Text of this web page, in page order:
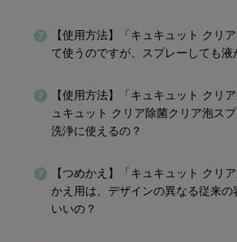
【使用方法】「キュキュット クリ
て使うのですが、スプレーしても液
【使用方法】「キュキュット クリ
ュキュット クリア除菌クリア泡ス
洗浄に使えるの？
【つめかえ】「キュキュット クリ
かえ用は、デザインの異なる従来の
いいの？